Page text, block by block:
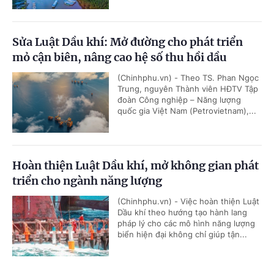
Sửa Luật Dầu khí: Mở đường cho phát triển
mỏ cận biên, nâng cao hệ số thu hồi dầu
(Chinhphu.vn) - Theo TS. Phan Ngọc
Trung, nguyên Thành viên HĐTV Tập
đoàn Công nghiệp – Năng lượng
quốc gia Việt Nam (Petrovietnam),...
Hoàn thiện Luật Dầu khí, mở không gian phát
triển cho ngành năng lượng
(Chinhphu.vn) - Việc hoàn thiện Luật
Dầu khí theo hướng tạo hành lang
pháp lý cho các mô hình năng lượng
biển hiện đại không chỉ giúp tận...